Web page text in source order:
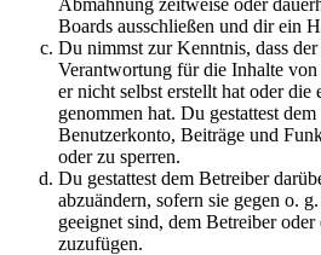
Boards ausschließen und dir ein
Du nimmst zur Kenntnis, dass
Verantwortung für die Inhalte
er nicht selbst erstellt hat oder
genommen hat. Du gestattest
Benutzerkonto, Beiträge und
oder zu sperren.
Du gestattest dem Betreiber
abzuändern, sofern sie gegen o.
geeignet sind, dem Betreiber
zuzufügen.